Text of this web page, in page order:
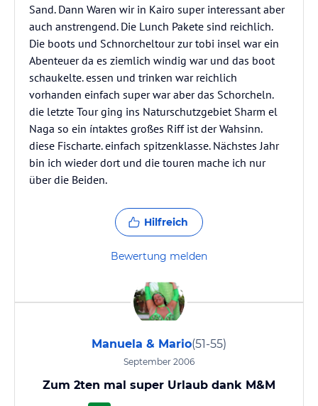
Sand. Dann Waren wir in Kairo super interessant aber
auch anstrengend. Die Lunch Pakete sind reichlich.
Die boots und Schnorcheltour zur tobi insel war ein
Abenteuer da es ziemlich windig war und das boot
schaukelte. essen und trinken war reichlich
vorhanden einfach super war aber das Schorcheln.
die letzte Tour ging ins Naturschutzgebiet Sharm el
Naga so ein íntaktes großes Riff ist der Wahsinn.
diese Fischarte. einfach spitzenklasse. Nächstes Jahr
bin ich wieder dort und die touren mache ich nur
über die Beiden.
Hilfreich
Bewertung melden
Manuela & Mario(51-55)
September 2006
Zum 2ten mal super Urlaub dank M&M